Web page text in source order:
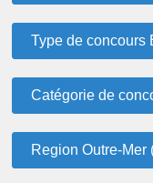
Type de concours
Catégorie de
Region Outre-Mer